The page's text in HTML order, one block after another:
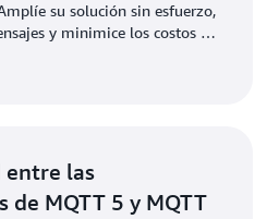
su solución sin esfuerzo,
y minimice los costos de
entre las
de MQTT 5 y MQTT